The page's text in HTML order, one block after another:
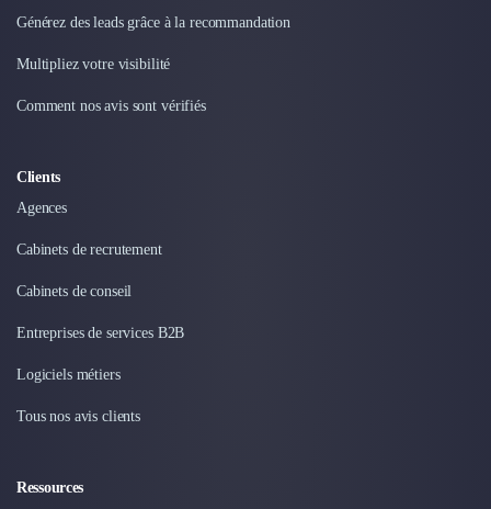
Générez des leads grâce à la recommandation
Multipliez votre visibilité
Comment nos avis sont vérifiés
Clients
Agences
Cabinets de recrutement
Cabinets de conseil
Entreprises de services B2B
Logiciels métiers
Tous nos avis clients
Ressources